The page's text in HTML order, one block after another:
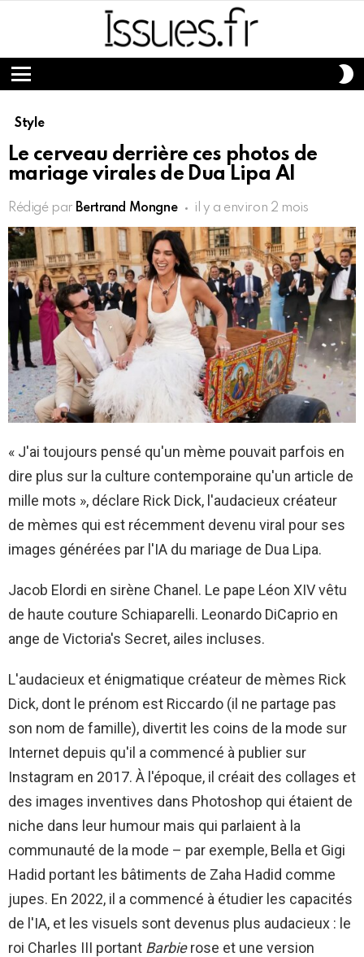
Menu
Style
Le cerveau derrière ces photos de
mariage virales de Dua Lipa AI
Rédigé par Bertrand Mongne il y a environ 2 mois
« J'ai toujours pensé qu'un mème pouvait parfois en
dire plus sur la culture contemporaine qu'un article de
mille mots », déclare Rick Dick, l'audacieux créateur
de mèmes qui est récemment devenu viral pour ses
images générées par l'IA du mariage de Dua Lipa.
Jacob Elordi en sirène Chanel. Le pape Léon XIV vêtu
de haute couture Schiaparelli. Leonardo DiCaprio en
ange de Victoria's Secret, ailes incluses.
L'audacieux et énigmatique créateur de mèmes Rick
Dick, dont le prénom est Riccardo (il ne partage pas
son nom de famille), divertit les coins de la mode sur
Internet depuis qu'il a commencé à publier sur
Instagram en 2017. À l'époque, il créait des collages et
des images inventives dans Photoshop qui étaient de
niche dans leur humour mais qui parlaient à la
communauté de la mode – par exemple, Bella et Gigi
Hadid portant les bâtiments de Zaha Hadid comme
jupes. En 2022, il a commencé à étudier les capacités
de l'IA, et les visuels sont devenus plus audacieux : le
roi Charles III portant Barbierose et une version